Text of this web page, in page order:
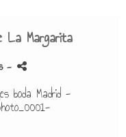
La Margarita
-